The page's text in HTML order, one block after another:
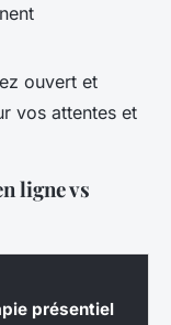
ouvert et
vos attentes et
ligne vs
présentiel